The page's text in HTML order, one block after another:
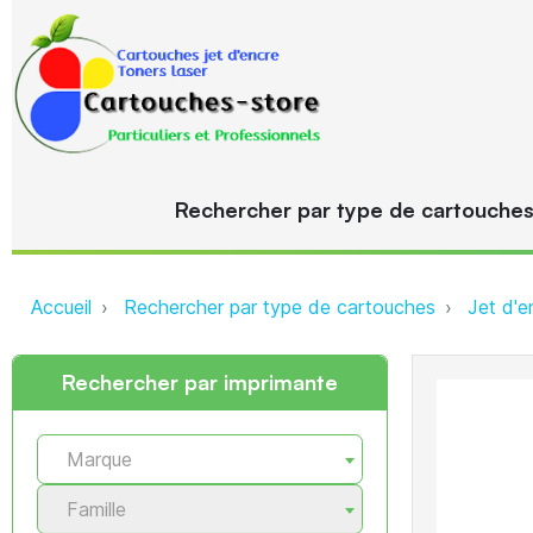
Rechercher par type de cartouches
Accueil Rechercher par type de cartouches Jet
Rechercher par imprimante
Marque
Famille